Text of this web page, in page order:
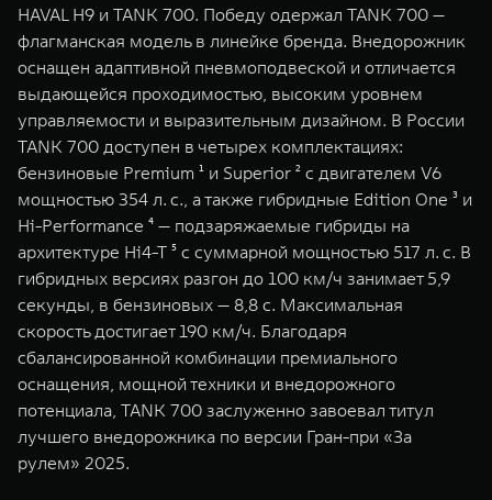
HAVAL H9 и TANK 700. Победу одержал TANK 700 —
флагманская модель в линейке бренда. Внедорожник
оснащен адаптивной пневмоподвеской и отличается
выдающейся проходимостью, высоким уровнем
управляемости и выразительным дизайном. В России
TANK 700 доступен в четырех комплектациях:
бензиновые Premium ¹ и Superior ² с двигателем V6
мощностью 354 л. с., а также гибридные Edition One ³ и
Hi-Performance ⁴ — подзаряжаемые гибриды на
архитектуре Hi4-T ⁵ с суммарной мощностью 517 л. с. В
гибридных версиях разгон до 100 км/ч занимает 5,9
секунды, в бензиновых — 8,8 с. Максимальная
скорость достигает 190 км/ч. Благодаря
сбалансированной комбинации премиального
оснащения, мощной техники и внедорожного
потенциала, TANK 700 заслуженно завоевал титул
лучшего внедорожника по версии Гран-при «За
рулем» 2025.